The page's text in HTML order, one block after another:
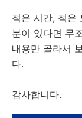
적은 시간, 적은
분이 있다면 무
내용만 골라서
다.
감사합니다.